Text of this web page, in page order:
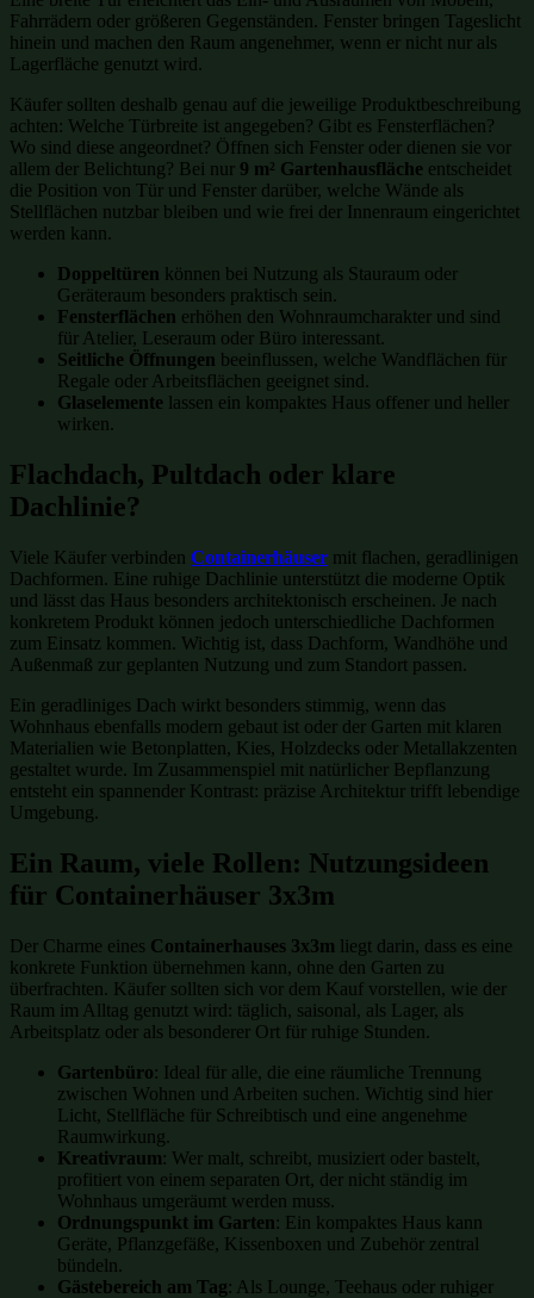
Fahrrädern oder größeren Gegenständen. Fenster bringen Tageslicht
hinein und machen den Raum angenehmer, wenn er nicht nur als
Lagerfläche genutzt wird.
Käufer sollten deshalb genau auf die jeweilige Produktbeschreibung
achten: Welche Türbreite ist angegeben? Gibt es Fensterflächen?
Wo sind diese angeordnet? Öffnen sich Fenster oder dienen sie vor
allem der Belichtung? Bei nur 9 m² Gartenhausfläche entscheidet
die Position von Tür und Fenster darüber, welche Wände als
Stellflächen nutzbar bleiben und wie frei der Innenraum eingerichtet
werden kann.
Doppeltüren können bei Nutzung als Stauraum oder
Geräteraum besonders praktisch sein.
Fensterflächen erhöhen den Wohnraumcharakter und sind
für Atelier, Leseraum oder Büro interessant.
Seitliche Öffnungen beeinflussen, welche Wandflächen für
Regale oder Arbeitsflächen geeignet sind.
Glaselemente lassen ein kompaktes Haus offener und heller
wirken.
Flachdach, Pultdach oder klare
Dachlinie?
Viele Käufer verbinden Containerhäuser mit flachen, geradlinigen
Dachformen. Eine ruhige Dachlinie unterstützt die moderne Optik
und lässt das Haus besonders architektonisch erscheinen. Je nach
konkretem Produkt können jedoch unterschiedliche Dachformen
zum Einsatz kommen. Wichtig ist, dass Dachform, Wandhöhe und
Außenmaß zur geplanten Nutzung und zum Standort passen.
Ein geradliniges Dach wirkt besonders stimmig, wenn das
Wohnhaus ebenfalls modern gebaut ist oder der Garten mit klaren
Materialien wie Betonplatten, Kies, Holzdecks oder Metallakzenten
gestaltet wurde. Im Zusammenspiel mit natürlicher Bepflanzung
entsteht ein spannender Kontrast: präzise Architektur trifft lebendige
Umgebung.
Ein Raum, viele Rollen: Nutzungsideen
für Containerhäuser 3x3m
Der Charme eines Containerhauses 3x3m liegt darin, dass es eine
konkrete Funktion übernehmen kann, ohne den Garten zu
überfrachten. Käufer sollten sich vor dem Kauf vorstellen, wie der
Raum im Alltag genutzt wird: täglich, saisonal, als Lager, als
Arbeitsplatz oder als besonderer Ort für ruhige Stunden.
Gartenbüro: Ideal für alle, die eine räumliche Trennung
zwischen Wohnen und Arbeiten suchen. Wichtig sind hier
Licht, Stellfläche für Schreibtisch und eine angenehme
Raumwirkung.
Kreativraum: Wer malt, schreibt, musiziert oder bastelt,
profitiert von einem separaten Ort, der nicht ständig im
Wohnhaus umgeräumt werden muss.
Ordnungspunkt im Garten: Ein kompaktes Haus kann
Geräte, Pflanzgefäße, Kissenboxen und Zubehör zentral
bündeln.
Gästebereich am Tag: Als Lounge, Teehaus oder ruhiger